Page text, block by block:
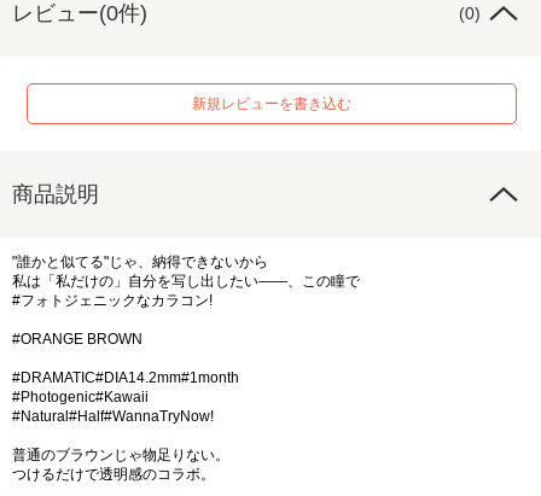
レビュー(0件) (0)
新規レビューを書き込む
商品説明
"誰かと似てる"じゃ、納得できないから
私は「私だけの」自分を写し出したい――、この瞳で
#フォトジェニックなカラコン!
#ORANGE BROWN
#DRAMATIC#DIA14.2mm#1month
#Photogenic#Kawaii
#Natural#Half#WannaTryNow!
普通のブラウンじゃ物足りない。
つけるだけで透明感のコラボ。